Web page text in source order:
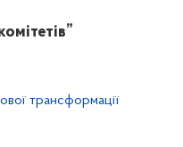
трансформації